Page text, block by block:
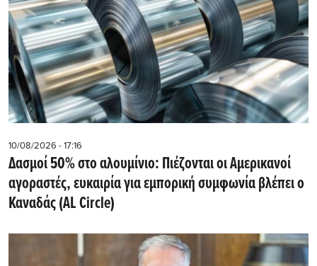
10/08/2026 - 17:16
Δασμοί 50% στο αλουμίνιο: Πιέζονται οι Αμερικανοί
αγοραστές, ευκαιρία για εμπορική συμφωνία βλέπει ο
Καναδάς (AL Circle)